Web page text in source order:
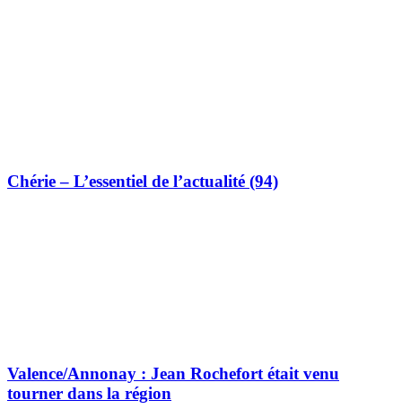
Chérie – L’essentiel de l’actualité (94)
Valence/Annonay : Jean Rochefort était venu
tourner dans la région